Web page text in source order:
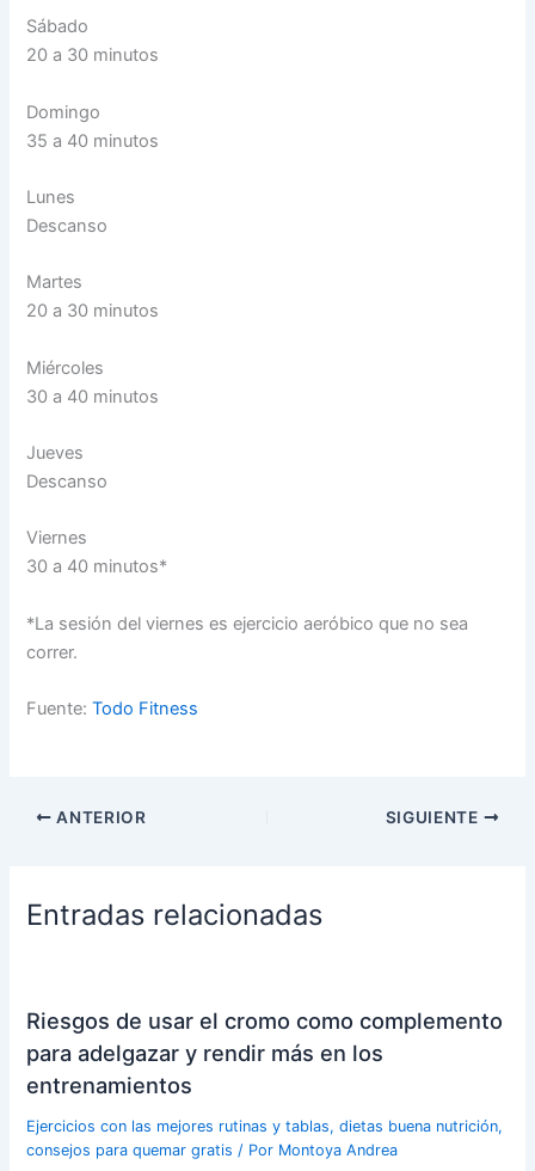
Sábado
20 a 30 minutos
Domingo
35 a 40 minutos
Lunes
Descanso
Martes
20 a 30 minutos
Miércoles
30 a 40 minutos
Jueves
Descanso
Viernes
30 a 40 minutos*
*La sesión del viernes es ejercicio aeróbico que no sea
correr.
Fuente:Todo Fitness
ANTERIOR SIGUIENTE
Entradas relacionadas
Riesgos de usar el cromo como complemento
para adelgazar y rendir más en los
entrenamientos
Ejercicios con las mejores rutinas y tablas, dietas buena nutrición,
consejos para quemar gratis / Por Montoya Andrea